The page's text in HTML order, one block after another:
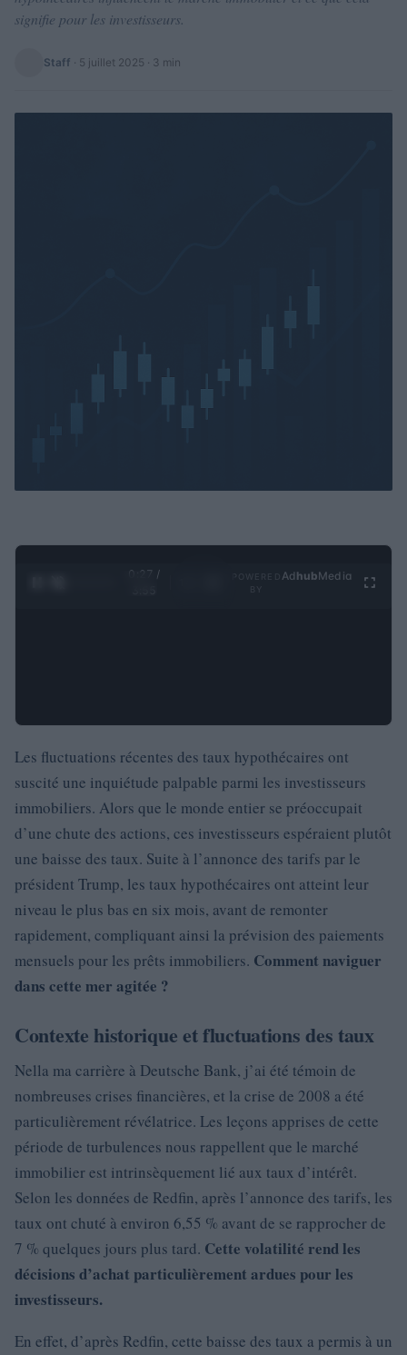
signifie pour les investisseurs.
Staff · 5 juillet 2025 · 3 min
0:28 /
Ad hubMedia
Les fluctuations récentes des taux hypothécaires ont
suscité une inquiétude palpable parmi les investisseurs
immobiliers. Alors que le monde entier se préoccupait
d’une chute des actions, ces investisseurs espéraient plutôt
une baisse des taux. Suite à l’annonce des tarifs par le
président Trump, les taux hypothécaires ont atteint leur
niveau le plus bas en six mois, avant de remonter
rapidement, compliquant ainsi la prévision des paiements
mensuels pour les prêts immobiliers. Comment naviguer
dans cette mer agitée ?
Contexte historique et fluctuations des taux
Nella ma carrière à Deutsche Bank, j’ai été témoin de
nombreuses crises financières, et la crise de 2008 a été
particulièrement révélatrice. Les leçons apprises de cette
période de turbulences nous rappellent que le marché
immobilier est intrinsèquement lié aux taux d’intérêt.
Selon les données de Redfin, après l’annonce des tarifs, les
taux ont chuté à environ 6,55 % avant de se rapprocher de
7 % quelques jours plus tard. Cette volatilité rend les
décisions d’achat particulièrement ardues pour les
investisseurs.
En effet, d’après Redfin, cette baisse des taux a permis à un